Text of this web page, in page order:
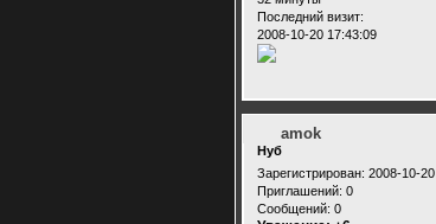
Последний визит:
2008-10-20 17:43:09
amok
Нуб
Зарегистрирован: 2008-10-20
Приглашений: 0
Сообщений: 0